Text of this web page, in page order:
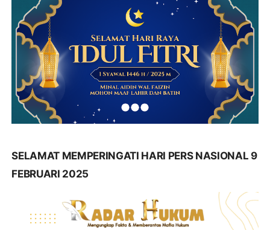
SELAMAT MEMPERINGATI HARI PERS NASIONAL 9
FEBRUARI 2025